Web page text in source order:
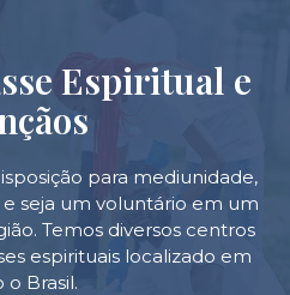
Espiritual e
para mediunidade,
seja um voluntário em um
Temos diversos centros
espirituais localizado em
o Brasil.